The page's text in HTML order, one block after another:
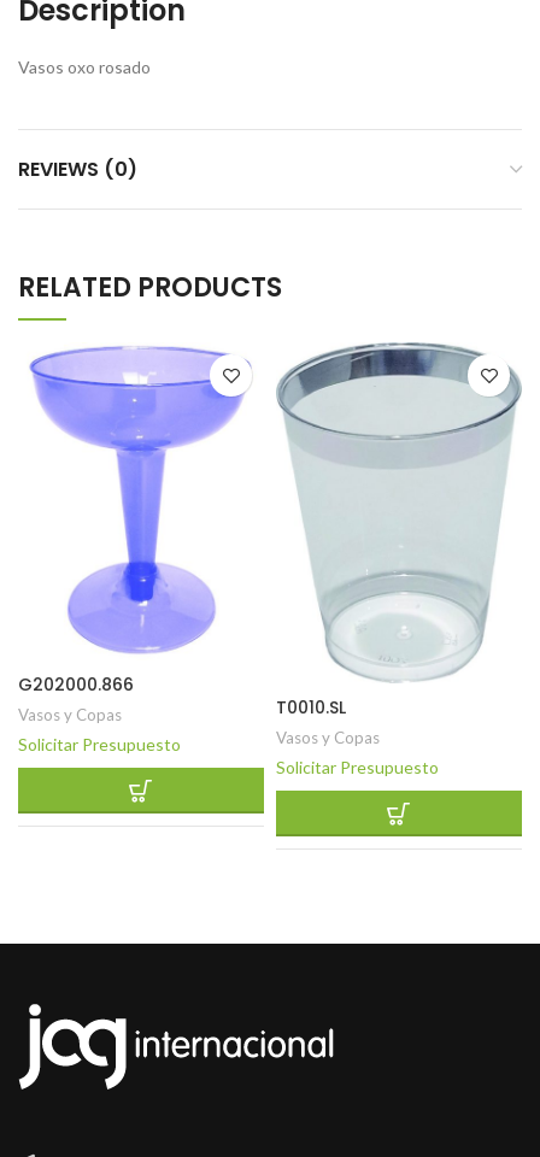
Description
Vasos oxo rosado
REVIEWS (0)
RELATED PRODUCTS
G202000.866
Vasos y Copas
Solicitar Presupuesto
T0010.SL
Vasos y Copas
Solicitar Presupuesto